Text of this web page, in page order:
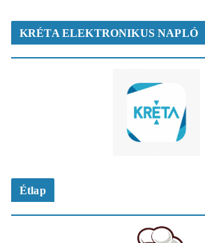
KRÉTA ELEKTRONIKUS NAPLÓ
Étlap